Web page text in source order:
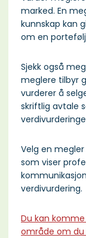
marked. En
kunnskap kan
om en
Sjekk også
meglere tilbyr
vurderer å
skriftlig avtale
Velg en
som viser
verdivurdering.
Du kan
område om